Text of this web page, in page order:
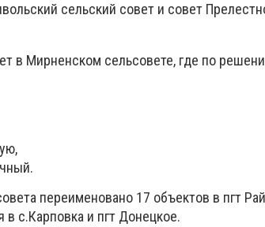
сельский совет и совет
в Мирненском сельсовете, где по
переименовано 17 объектов в пгт
с.Карповка и пгт Донецкое.